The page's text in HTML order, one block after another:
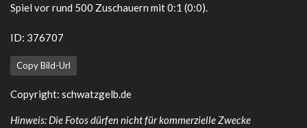
Spiel vor rund 500 Zuschauern mit 0:1 (0:0).
ID: 376707
Copy Bild-Url
Copyright: schwatzgelb.de
Hinweis: Die Fotos dürfen nicht für kommerzielle Zwecke